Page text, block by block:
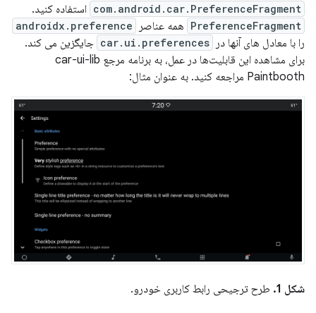
com.android.car.PreferenceFragment استفاده کنید.
PreferenceFragment همه عناصر androidx.preference
را با معادل های آنها در car.ui.preferences جایگزین می کند.
برای مشاهده این قابلیت‌ها در عمل، به برنامه مرجع car-ui-lib
Paintbooth مراجعه کنید. به عنوان مثال:
شکل 1. طرح ترجیحی رابط کاربری خودرو.